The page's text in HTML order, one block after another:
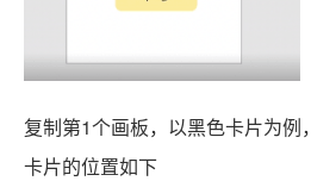
复制第1个画板，以黑色卡片为
卡片的位置如下